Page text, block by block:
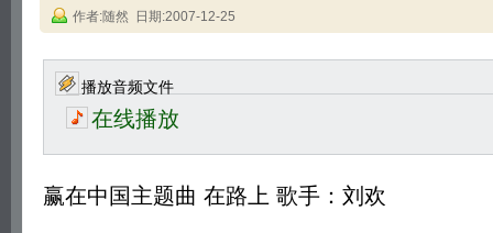
作者:随然 日期:2007-12-25
播放音频文件
在线播放
赢在中国主题曲 在路上 歌手：刘欢